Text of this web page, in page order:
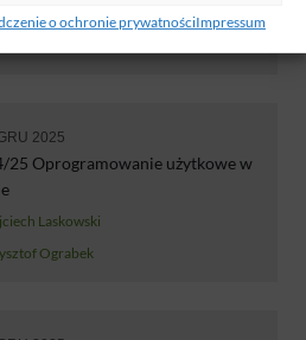
o ochronie prywatnościImpressum
2025
25 Oprogramowanie użytkowe w
Laskowski
Ograbek